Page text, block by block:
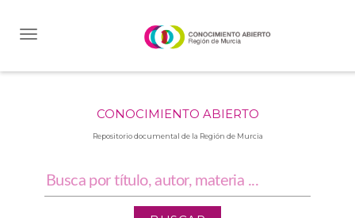
CONOCIMIENTO ABIERTO
Repositorio documental de la Región de Murcia